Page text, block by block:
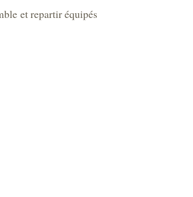
et repartir équipés